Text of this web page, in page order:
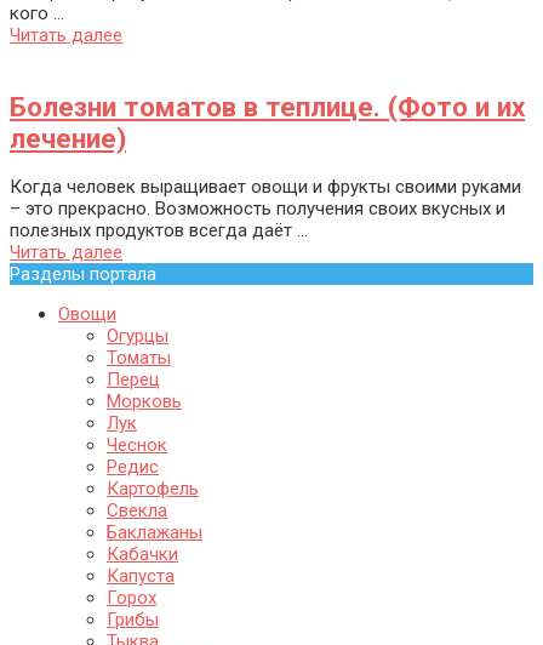
кого ...
Читать далее
Болезни томатов в теплице. (Фото и их
лечение)
Когда человек выращивает овощи и фрукты своими руками
– это прекрасно. Возможность получения своих вкусных и
полезных продуктов всегда даёт ...
Читать далее
Разделы портала
Овощи
Огурцы
Томаты
Перец
Морковь
Лук
Чеснок
Редис
Картофель
Свекла
Баклажаны
Кабачки
Капуста
Горох
Грибы